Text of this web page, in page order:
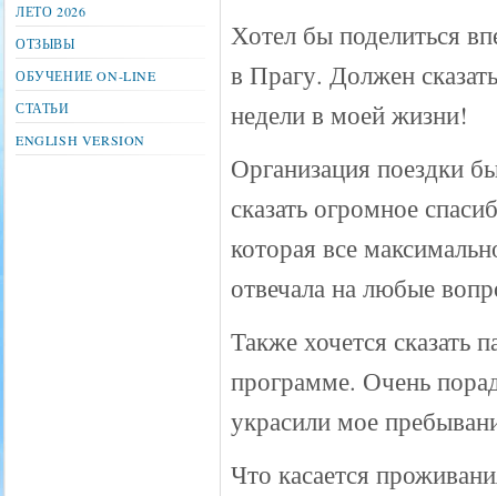
Хотел бы поделиться
в Прагу. Должен
недели в моей жизни!
Организация поездки
сказать огромное
которая все
отвечала на любые
Также хочется сказать
программе. Очень
украсили мое
Что касается
ЛЕТО 2026
ОТЗЫВЫ
ОБУЧЕНИЕ ON-LINE
СТАТЬИ
ENGLISH VERSION